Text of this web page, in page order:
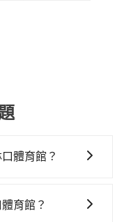
體育館？
，台北-桃園一
育館？